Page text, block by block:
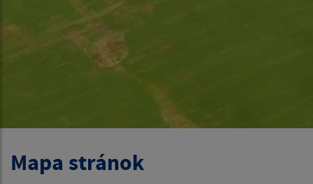
Mapa stránok